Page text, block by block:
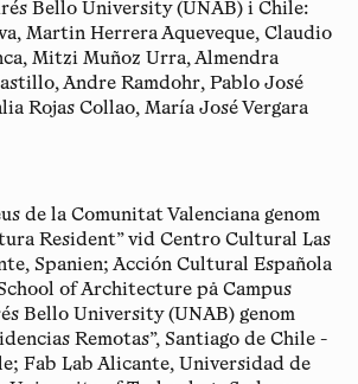
Bello University (UNAB) i Chile:
Martin Herrera Aqueveque, Claudio
Mitzi Muñoz Urra, Almendra
Andre Ramdohr, Pablo José
Rojas Collao, María José Vergara
de la Comunitat Valenciana genom
Resident” vid Centro Cultural Las
Spanien; Acción Cultural Española
of Architecture på Campus
Bello University (UNAB) genom
Remotas”, Santiago de Chile -
Fab Lab Alicante, Universidad de